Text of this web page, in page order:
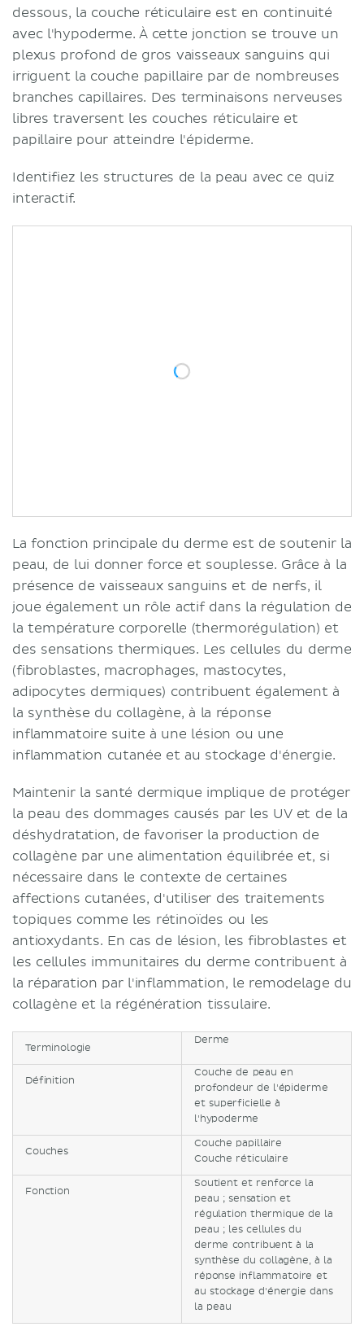
dessous, la couche réticulaire est en continuité
avec l'hypoderme. À cette jonction se trouve un
plexus profond de gros vaisseaux sanguins qui
irriguent la couche papillaire par de nombreuses
branches capillaires. Des terminaisons nerveuses
libres traversent les couches réticulaire et
papillaire pour atteindre l'épiderme.
Identifiez les structures de la peau avec ce quiz
interactif.
La fonction principale du derme est de soutenir la
peau, de lui donner force et souplesse. Grâce à la
présence de vaisseaux sanguins et de nerfs, il
joue également un rôle actif dans la régulation de
la température corporelle (thermorégulation) et
des sensations thermiques. Les cellules du derme
(fibroblastes, macrophages, mastocytes,
adipocytes dermiques) contribuent également à
la synthèse du collagène, à la réponse
inflammatoire suite à une lésion ou une
inflammation cutanée et au stockage d'énergie.
Maintenir la santé dermique implique de protéger
la peau des dommages causés par les UV et de la
déshydratation, de favoriser la production de
collagène par une alimentation équilibrée et, si
nécessaire dans le contexte de certaines
affections cutanées, d'utiliser des traitements
topiques comme les rétinoïdes ou les
antioxydants. En cas de lésion, les fibroblastes et
les cellules immunitaires du derme contribuent à
la réparation par l'inflammation, le remodelage du
collagène et la régénération tissulaire.
Terminologie
Derme
Définition
Couche de peau en
profondeur de l'épiderme
et superficielle à
l'hypoderme
Couches
Couche papillaire
Couche réticulaire
Fonction
Soutient et renforce la
peau ; sensation et
régulation thermique de la
peau ; les cellules du
derme contribuent à la
synthèse du collagène, à la
réponse inflammatoire et
au stockage d'énergie dans
la peau